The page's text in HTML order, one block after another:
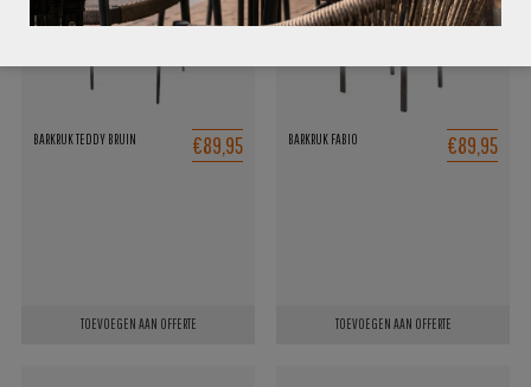
BARKRUK TEDDY BRUIN €89,95
TOEVOEGEN AAN OFFERTE
BARKRUK FABIO €89,95
TOEVOEGEN AAN OFFERTE